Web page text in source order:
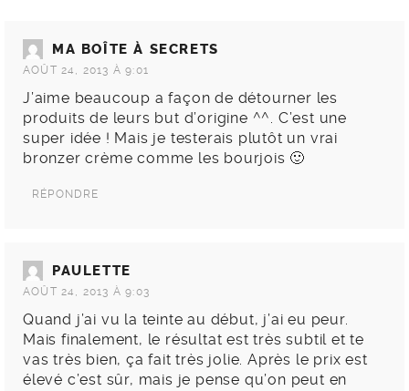
MA BOÎTE À SECRETS
AOÛT 24, 2013 À 9:01
J’aime beaucoup a façon de détourner les
produits de leurs but d’origine ^^. C’est une
super idée ! Mais je testerais plutôt un vrai
bronzer crème comme les bourjois 🙂
RÉPONDRE
PAULETTE
AOÛT 24, 2013 À 9:03
Quand j’ai vu la teinte au début, j’ai eu peur.
Mais finalement, le résultat est très subtil et te
vas très bien, ça fait très jolie. Après le prix est
élevé c’est sûr, mais je pense qu’on peut en